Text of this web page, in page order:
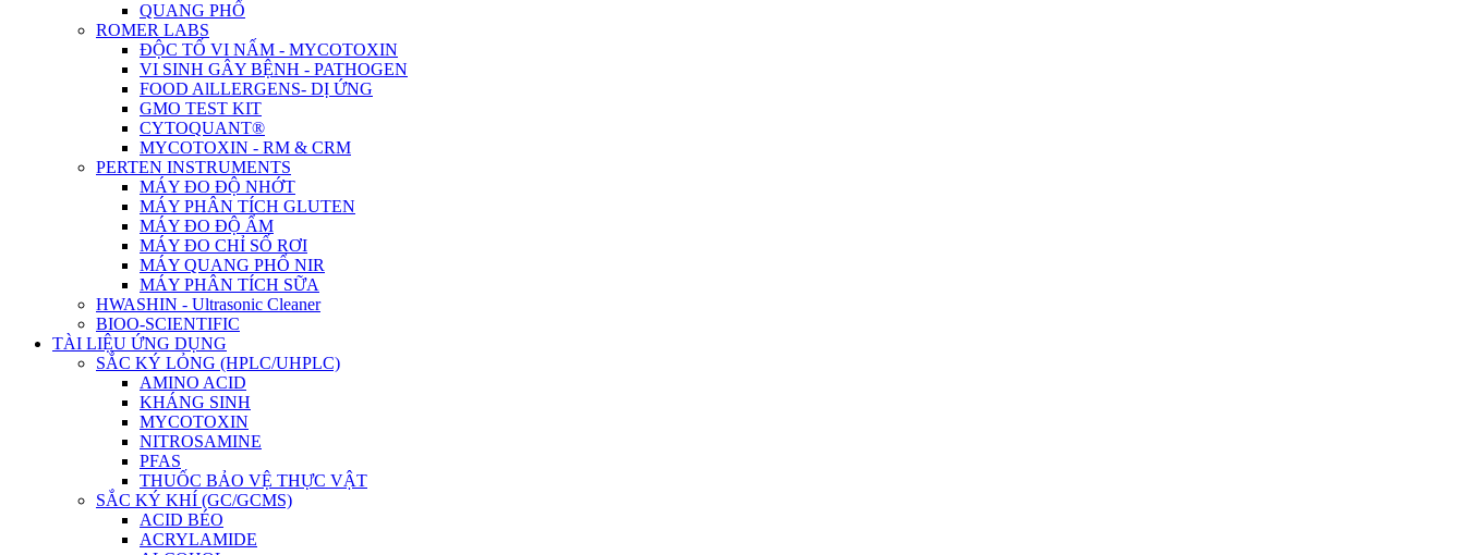
QUANG PHỔ
ROMER LABS
ĐỘC TỐ VI NẤM - MYCOTOXIN
VI SINH GÂY BỆNH - PATHOGEN
FOOD AlLLERGENS- DỊ ỨNG
GMO TEST KIT
CYTOQUANT®
MYCOTOXIN - RM & CRM
PERTEN INSTRUMENTS
MÁY ĐO ĐỘ NHỚT
MÁY PHÂN TÍCH GLUTEN
MÁY ĐO ĐỘ ẨM
MÁY ĐO CHỈ SỐ RƠI
MÁY QUANG PHỔ NIR
MÁY PHÂN TÍCH SỮA
HWASHIN - Ultrasonic Cleaner
BIOO-SCIENTIFIC
TÀI LIỆU ỨNG DỤNG
SẮC KÝ LỎNG (HPLC/UHPLC)
AMINO ACID
KHÁNG SINH
MYCOTOXIN
NITROSAMINE
PFAS
THUỐC BẢO VỆ THỰC VẬT
SẮC KÝ KHÍ (GC/GCMS)
ACID BÉO
ACRYLAMIDE